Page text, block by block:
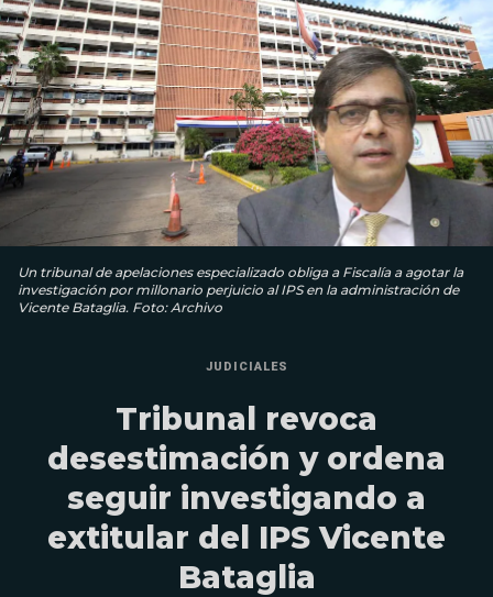
Un tribunal de apelaciones especializado obliga a Fiscalía a agotar la
investigación por millonario perjuicio al IPS en la administración de
Vicente Bataglia. Foto: Archivo
JUDICIALES
Tribunal revoca
desestimación y ordena
seguir investigando a
extitular del IPS Vicente
Bataglia